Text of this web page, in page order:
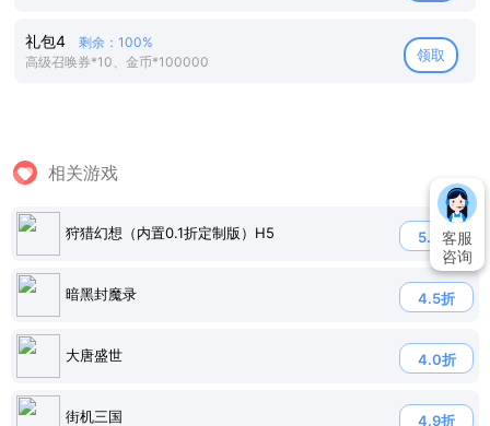
礼包4
剩余：100%
高级召唤券*10、金币*100000
领取
相关游戏
狩猎幻想（内置0.1折定制版）H5 5.0折
暗黑封魔录 4.5折
大唐盛世 4.0折
街机三国 4.9折
客服
咨询